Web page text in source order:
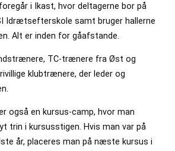
i Ikast, hvor deltagerne bor på
Idrætsefterskole samt bruger hallerne
Alt er inden for gåafstande.
TC-trænere fra Øst og
klubtrænere, der leder og
også en kursus-camp, hvor man
trin i kursusstigen. Hvis man var på
år, placeres man på næste kursus i